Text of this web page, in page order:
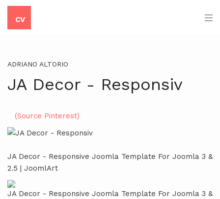
CV
ADRIANO ALTORIO
JA Decor - Responsiv
(Source Pinterest)
JA Decor - Responsive Joomla Template For Joomla 3 &
2.5 | JoomlArt
JA Decor - Responsive Joomla Template For Joomla 3 &